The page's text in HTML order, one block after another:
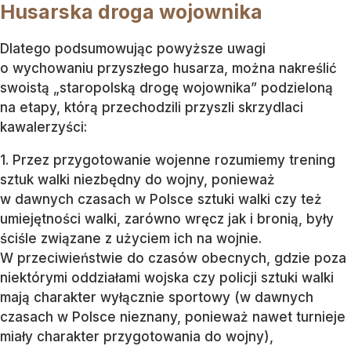
Husarska droga wojownika
Dlatego podsumowując powyższe uwagi
o wychowaniu przyszłego husarza, można nakreślić
swoistą „staropolską drogę wojownika” podzieloną
na etapy, którą przechodzili przyszli skrzydlaci
kawalerzyści:
1. Przez przygotowanie wojenne rozumiemy trening
sztuk walki niezbędny do wojny, ponieważ
w dawnych czasach w Polsce sztuki walki czy też
umiejętności walki, zarówno wręcz jak i bronią, były
ściśle związane z użyciem ich na wojnie.
W przeciwieństwie do czasów obecnych, gdzie poza
niektórymi oddziałami wojska czy policji sztuki walki
mają charakter wyłącznie sportowy (w dawnych
czasach w Polsce nieznany, ponieważ nawet turnieje
miały charakter przygotowania do wojny),